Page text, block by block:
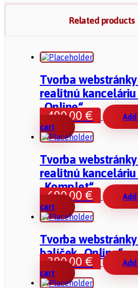
Related products
Tvorba
realitnú
„Online“
490,00 €
cart
Tvorba
realitnú
„Komplet“
690,00 €
cart
Tvorba
balíček „Online“
390,00 €
cart